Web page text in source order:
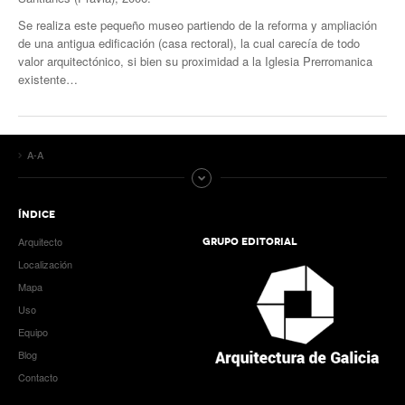
Se realiza este pequeño museo partiendo de la reforma y ampliación
de una antigua edificación (casa rectoral), la cual carecía de todo
valor arquitectónico, si bien su proximidad a la Iglesia Prerromanica
existente…
A-A
ÍNDICE
Arquitecto
Localización
Mapa
Uso
Equipo
Blog
Contacto
GRUPO EDITORIAL